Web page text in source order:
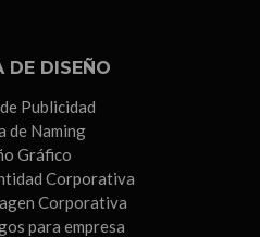
DE DISEÑO
Publicidad
de Naming
Gráfico
Corporativa
Corporativa
para empresa